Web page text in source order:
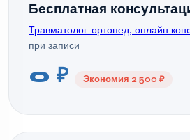
Бесплатная
Травматолог-ортопед, онлайн
при записи
0 ₽ Экономия 2 500 ₽